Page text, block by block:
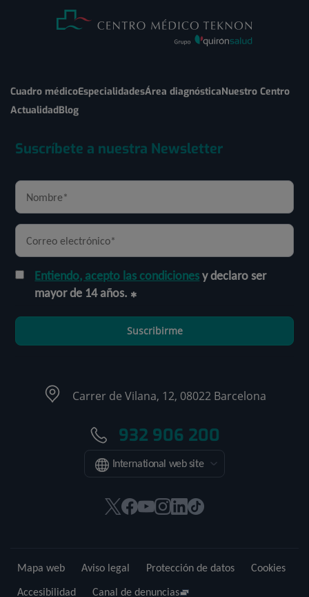
Cuadro médicoEspecialidadesÁrea diagnósticaNuestro Centro
ActualidadBlog
Suscríbete a nuestra Newsletter
Entiendo, acepto las condicionesy declaro ser
mayor de 14 años.
Suscribirme
Carrer de Vilana, 12, 08022 Barcelona
932 906 200
International web site
Este
en
una
Este
en
una
Este
en
una
Este
en
una
Este
en
una
Enlace
externa.
Mapa web Aviso legal Protección de datos
Cookies
Accesibilidad
Canal de denuncias